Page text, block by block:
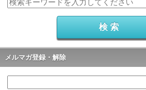
メルマガ登録・解除